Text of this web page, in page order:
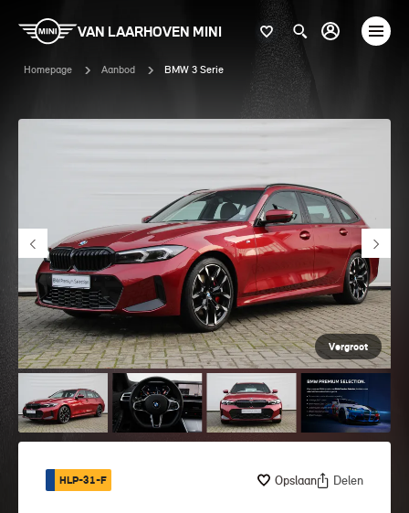
VAN LAARHOVEN MINI
Homepage Aanbod BMW 3 Serie
Vergroot
HLP-31-F Opslaan Delen